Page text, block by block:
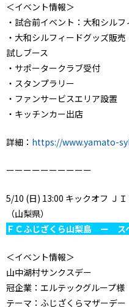
＜イベント情報＞
・試合前イベント：大和シル
・大和シルフィードグッズ販
試しブース
・サポータークラブ受付
・スタンプラリー
・ファンサービスエリア設置
・キッチンカー出店
詳細： https://www.yamato-
ーーーーーーーーーー
5/10 (日) 13:00 キックオフ Ｊ
（山梨県）
ＦＣふじざくら山梨島 ー ス
＜イベント情報＞
山中湖村サンクスデー
冠企業：エルテックグループ様
テーマ：ふじざくらマザーデー